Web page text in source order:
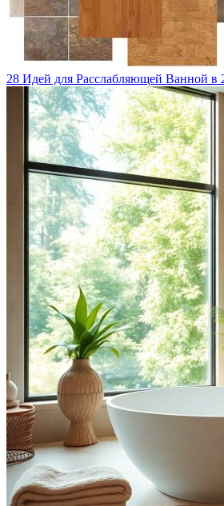
28 Идей для Расслабляющей Ванной в